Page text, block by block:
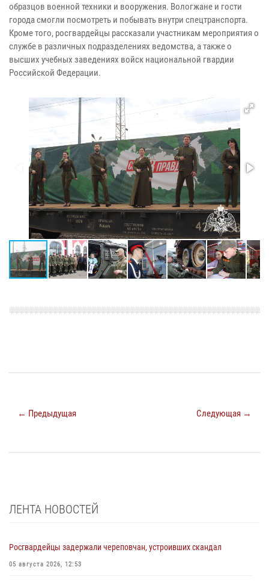
образцов военной техники и вооружения. Вологжане и гости
города смогли посмотреть и побывать внутри спецтранспорта.
Кроме того, росгвардейцы рассказали участникам мероприятия о
службе в различных подразделениях ведомства, а также о
высших учебных заведениях войск национальной гвардии
Российской Федерации.
← Предыдущая Следующая →
ЛЕНТА НОВОСТЕЙ
Росгвардейцы задержали череповчан, устроивших скандал
05 августа 2026, 12:53